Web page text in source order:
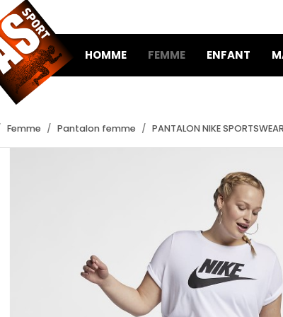
HOMME FEMME ENFANT
Femme Pantalon femme PANTALON NIKE